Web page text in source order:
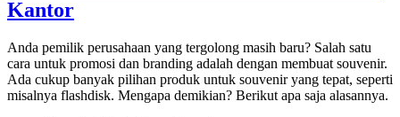
Kantor
Anda pemilik perusahaan yang tergolong masih baru? Salah satu
cara untuk promosi dan branding adalah dengan membuat souvenir.
Ada cukup banyak pilihan produk untuk souvenir yang tepat, seperti
misalnya flashdisk. Mengapa demikian? Berikut apa saja alasannya.